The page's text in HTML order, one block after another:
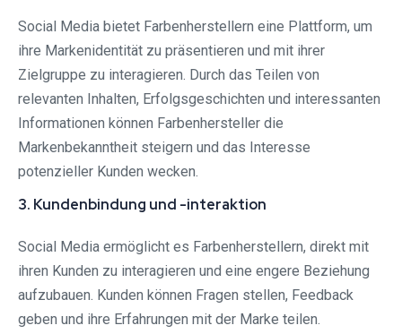
Social Media bietet Farbenherstellern eine Plattform, um
ihre Markenidentität zu präsentieren und mit ihrer
Zielgruppe zu interagieren. Durch das Teilen von
relevanten Inhalten, Erfolgsgeschichten und interessanten
Informationen können Farbenhersteller die
Markenbekanntheit steigern und das Interesse
potenzieller Kunden wecken.
3. Kundenbindung und -interaktion
Social Media ermöglicht es Farbenherstellern, direkt mit
ihren Kunden zu interagieren und eine engere Beziehung
aufzubauen. Kunden können Fragen stellen, Feedback
geben und ihre Erfahrungen mit der Marke teilen.